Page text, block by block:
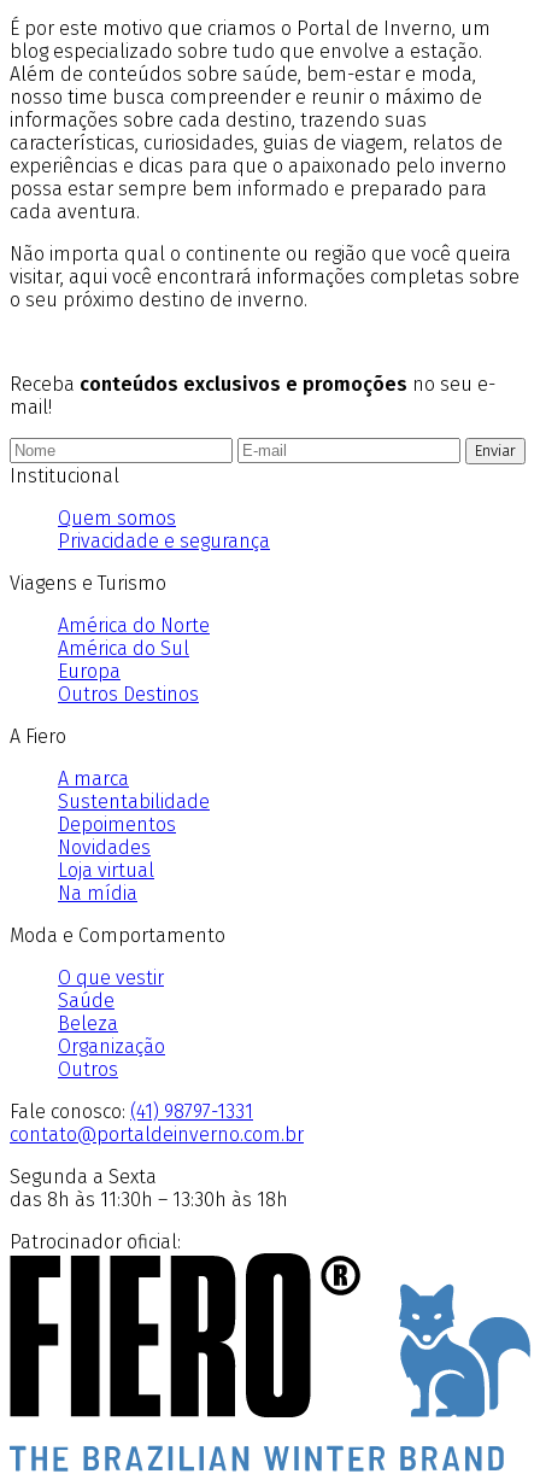
É por este motivo que criamos o Portal de Inverno, um
blog especializado sobre tudo que envolve a estação.
Além de conteúdos sobre saúde, bem-estar e moda,
nosso time busca compreender e reunir o máximo de
informações sobre cada destino, trazendo suas
características, curiosidades, guias de viagem, relatos de
experiências e dicas para que o apaixonado pelo inverno
possa estar sempre bem informado e preparado para
cada aventura.
Não importa qual o continente ou região que você queira
visitar, aqui você encontrará informações completas sobre
o seu próximo destino de inverno.
Receba conteúdos exclusivos e promoções no seu e-
mail!
Enviar
Institucional
Quem somos
Privacidade e segurança
Viagens e Turismo
América do Norte
América do Sul
Europa
Outros Destinos
A Fiero
A marca
Sustentabilidade
Depoimentos
Novidades
Loja virtual
Na mídia
Moda e Comportamento
O que vestir
Saúde
Beleza
Organização
Outros
Fale conosco: (41) 98797-1331
contato@portaldeinverno.com.br
Segunda a Sexta
das 8h às 11:30h – 13:30h às 18h
Patrocinador oficial: